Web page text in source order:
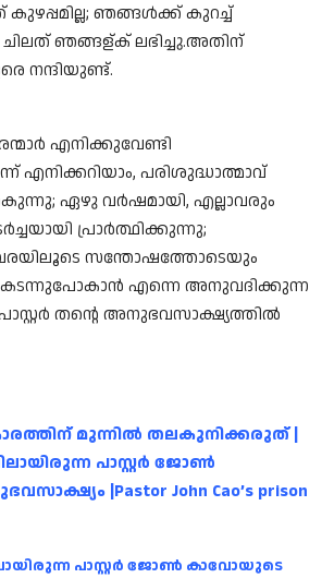
കുഴപ്പമില്ല; ഞങ്ങൾക്ക് കുറച്ച്
ഞങ്ങള്ക് ലഭിച്ചു.അതിന്
നന്ദിയുണ്ട്.
എനിക്കുവേണ്ടി
എനിക്കറിയാം, പരിശുദ്ധാത്മാവ്
ഏഴു വർഷമായി, എല്ലാവരും
പ്രാർത്ഥിക്കുന്നു;
സന്തോഷത്തോടെയും
എന്നെ അനുവദിക്കുന്ന
തന്റെ അനുഭവസാക്ഷ്യത്തിൽ
മുന്നിൽ തലകുനിക്കരുത് |
പാസ്റ്റർ ജോൺ
|Pastor John Cao’s prison
പാസ്റ്റർ ജോൺ കാവോയുടെ